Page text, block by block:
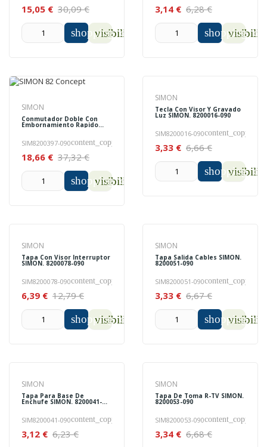
15,05 € 30,09 €
shopping_cart
visibility
3,14 € 6,28 €
SIMON
Conmutador Doble Con
Embornamiento Rapido
SIM8200397-090content_copy
18,66 € 37,32 €
shopping_cart
visibility
SIMON
Tecla Con Visor Y Gravado
Luz SIMON. 8200016-090
SIM8200016-090content_copy
3,33 € 6,66 €
SIMON
Tapa Con Visor Interruptor
SIMON. 8200078-090
SIM8200078-090content_copy
6,39 € 12,79 €
shopping_cart
visibility
SIMON
Tapa Salida Cables SIMON.
8200051-090
SIM8200051-090content_copy
3,33 € 6,67 €
SIMON
Tapa Para Base De
Enchufe SIMON. 8200041-
SIM8200041-090content_copy
3,12 € 6,23 €
SIMON
Tapa De Toma R-TV SIMON.
8200053-090
SIM8200053-090content_copy
3,34 € 6,68 €